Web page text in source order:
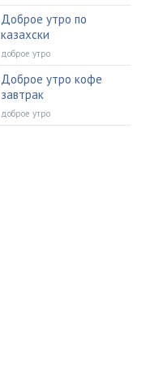
Доброе утро по
казахски
доброе утро
Доброе утро кофе
завтрак
доброе утро